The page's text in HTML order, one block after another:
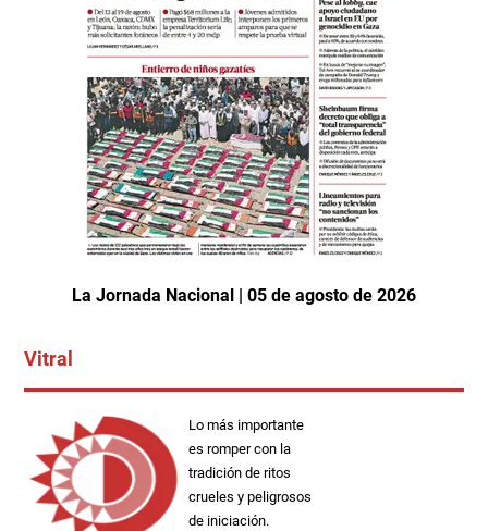
La Jornada Nacional | 05 de agosto de 2026
Vitral
Lo más importante
es romper con la
tradición de ritos
crueles y peligrosos
de iniciación.